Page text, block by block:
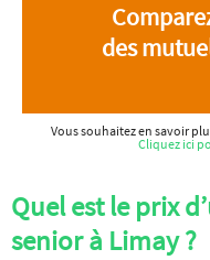
des
Vous souhaitez en savoir
Cliquez ici
Quel est le prix
senior à Limay ?